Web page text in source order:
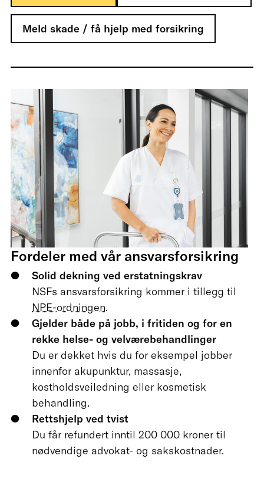
Meld skade / få hjelp med forsikring
Fordeler med vår ansvarsforsikring
Solid dekning ved erstatningskrav
NSFs ansvarsforsikring kommer i tillegg til
NPE-ordningen.
Gjelder både på jobb, i fritiden og for en
rekke helse- og velværebehandlinger
Du er dekket hvis du for eksempel jobber
innenfor akupunktur, massasje,
kostholdsveiledning eller kosmetisk
behandling.
Rettshjelp ved tvist
Du får refundert inntil 200 000 kroner til
nødvendige advokat- og sakskostnader.